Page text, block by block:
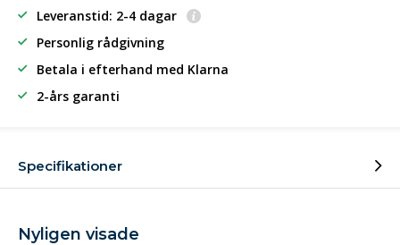
Leveranstid: 2-4 dagar
Personlig rådgivning
Betala i efterhand med Klarna
2-års garanti
Specifikationer
Nyligen visade